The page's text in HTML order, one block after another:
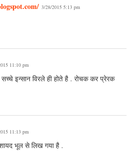
3/28/2015 5:13 pm
11:10 pm
इन्सान विरले ही होते है . रोचक कर प्रेरक
11:13 pm
भूल से लिख गया है .